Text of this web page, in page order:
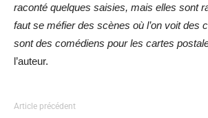
raconté quelques saisies, mais elles sont
faut se méfier des scènes où l’on voit des
sont des comédiens pour les cartes
l’auteur.
Article précédent